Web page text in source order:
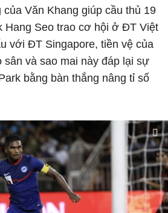
Văn Khang giúp cầu thủ 19
Hang Seo trao cơ hội ở ĐT Việt
với ĐT Singapore, tiền vệ của
và sao mai này đáp lại sự
bằng bàn thắng nâng tỉ số